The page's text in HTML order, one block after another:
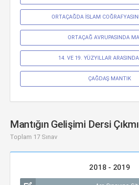
ORTAÇAĞDA İSLAM
ORTAÇAĞ AVRUPASINDA
14. VE 19. YÜZYILLAR
ÇAĞDAŞ MANTIK
Mantığın Gelişimi Dersi
Toplam 17 Sınav
2018 - 2019